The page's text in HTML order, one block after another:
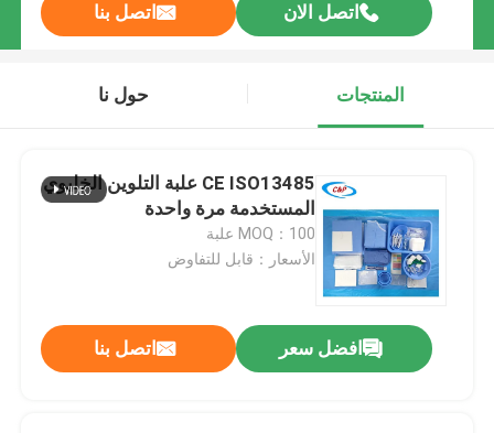
اتصل الان اتصل بنا
المنتجات حول نا
CE ISO13485 علبة التلوين الخليوي
المستخدمة مرة واحدة
MOQ：100 علبة
الأسعار：قابل للتفاوض
افضل سعر اتصل بنا